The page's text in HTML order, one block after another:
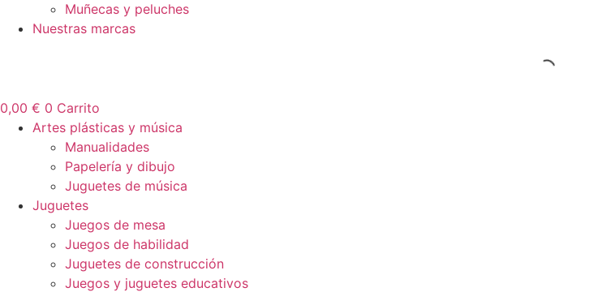
Muñecas y peluches
Nuestras marcas
0,00 € 0 Carrito
Artes plásticas y música
Manualidades
Papelería y dibujo
Juguetes de música
Juguetes
Juegos de mesa
Juegos de habilidad
Juguetes de construcción
Juegos y juguetes educativos